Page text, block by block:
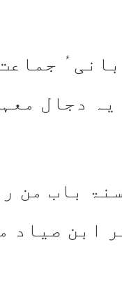
دجال
باب
ابن صیاد